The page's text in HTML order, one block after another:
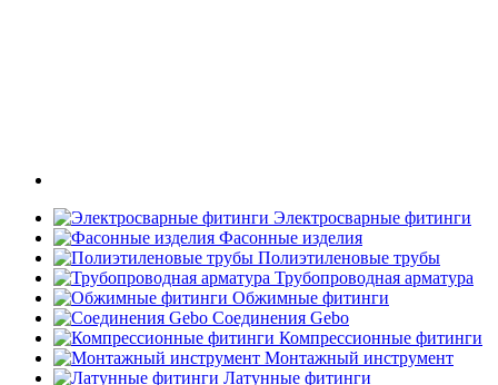
Электросварные фитинги
Фасонные изделия
Полиэтиленовые трубы
Трубопроводная арматура
Обжимные фитинги
Соединения Gebo
Компрессионные фитинги
Монтажный инструмент
Латунные фитинги